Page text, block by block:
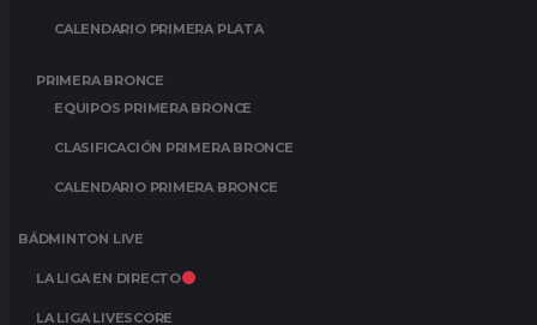
CALENDARIO PRIMERA PLATA
PRIMERA BRONCE
EQUIPOS PRIMERA BRONCE
CLASIFICACIÓN PRIMERA BRONCE
CALENDARIO PRIMERA BRONCE
BÁDMINTON LIVE
LA LIGA EN DIRECTO
LA LIGA LIVESCORE